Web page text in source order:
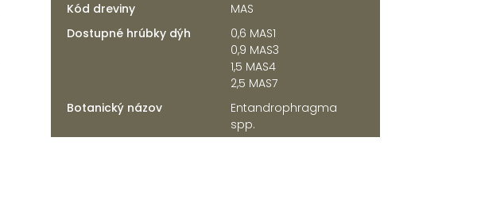
Kód dreviny
MAS
Dostupné hrúbky dýh
0,6 MAS1
0,9 MAS3
1,5 MAS4
2,5 MAS7
Botanický názov
Entandrophragma
spp.